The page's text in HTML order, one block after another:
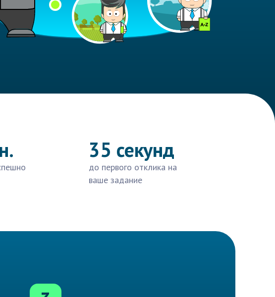
35 секунд
до первого отклика на
ваше задание